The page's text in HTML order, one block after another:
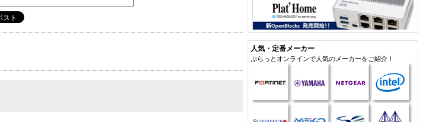
人気・定番メーカー
ぷらっとオンラインで人気のメーカーをご紹介！